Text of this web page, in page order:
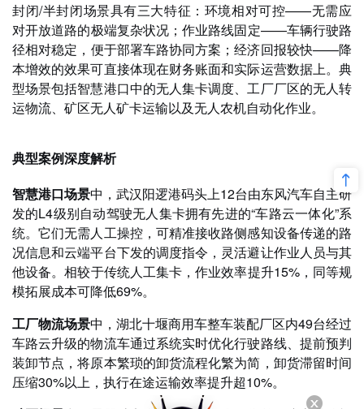
智慧公交与自动泊车——“人-车-路-云”深度协同的出行新范式
封闭/半封闭场景具有三大特征：环境相对可控——无需应
对开放道路的极端复杂状况；作业路线固定——车辆行驶路
径相对稳定，便于部署车路协同方案；经济回报较快——降
本增效的效果可直接体现在财务账面和实际运营数据上。典
型场景包括智慧港口中的无人集卡调度、工厂厂区的无人转
运物流、矿区无人矿卡运输以及无人农机自动化作业。
典型案例深度解析
智慧港口场景中，武汉阳逻港码头上12台由东风汽车自主研
发的L4级别自动驾驶无人集卡拥有先进的“车路云一体化”系
统。它们无需人工操控，可精准接收路侧感知设备传递的路
况信息和云端平台下发的调度指令，灵活避让作业人员与其
他设备。相较于传统人工集卡，作业效率提升15%，同等规
模拓展成本可降低69%。
工厂物流场景中，湖北十堰商用车整车装配厂区内49台经过
车路云升级的物流车通过系统实时优化行驶路线、提前预判
装卸节点，将原本繁琐的卸货流程化繁为简，卸货滞留时间
压缩30%以上，执行在途运输效率提升超10%。